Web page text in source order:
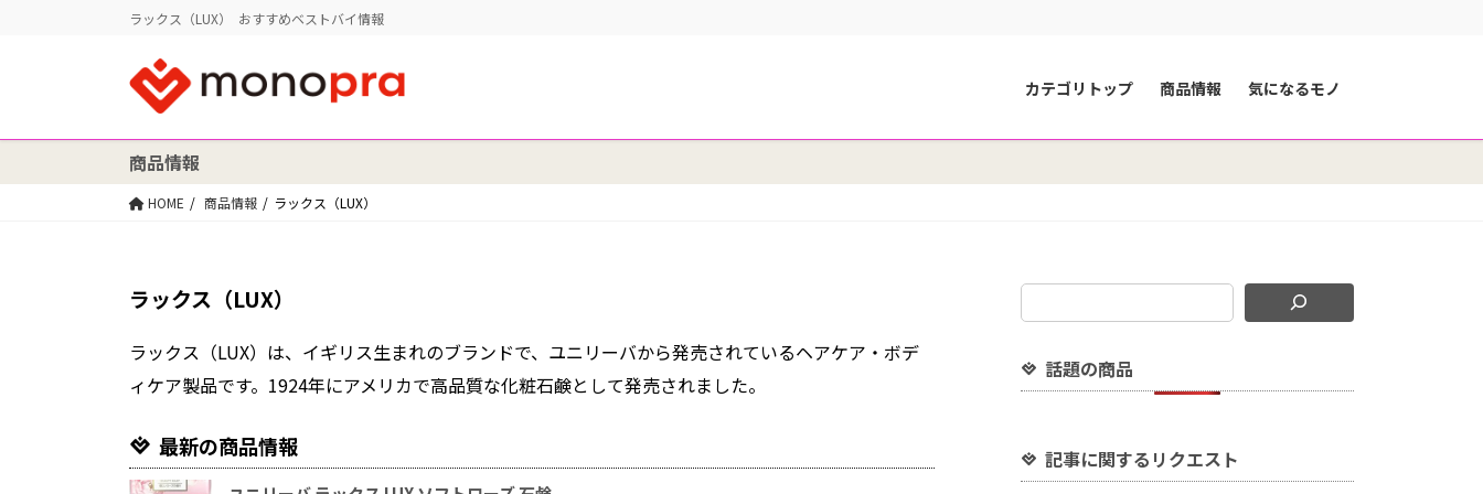
ラックス（LUX） おすすめベストバイ情報
カテゴリトップ 商品情報 気になるモノ
商品情報
HOME 商品情報 ラックス（LUX）
ラックス（LUX）
ラックス（LUX）は、イギリス生まれのブランドで、ユニリーバから発売されているヘアケア・ボデ
ィケア製品です。1924年にアメリカで高品質な化粧石鹸として発売されました。
最新の商品情報
話題の商品
記事に関するリクエスト